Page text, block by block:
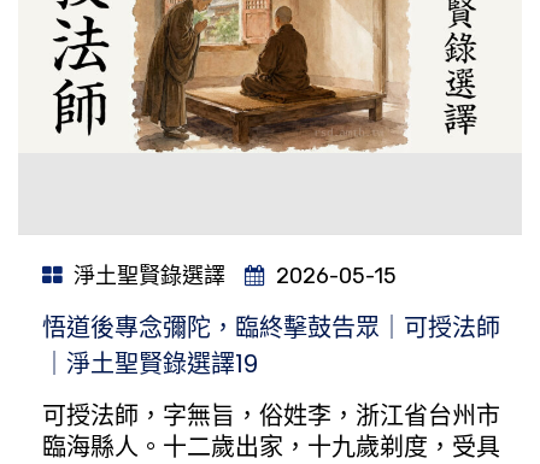
淨土聖賢錄選譯 2026-05-15
悟道後專念彌陀，臨終擊鼓告眾｜可授法師
｜淨土聖賢錄選譯19
可授法師，字無旨，俗姓李，浙江省台州市
臨海縣人。十二歲出家，十九歲剃度，受具